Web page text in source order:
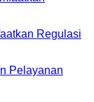
Regulasi